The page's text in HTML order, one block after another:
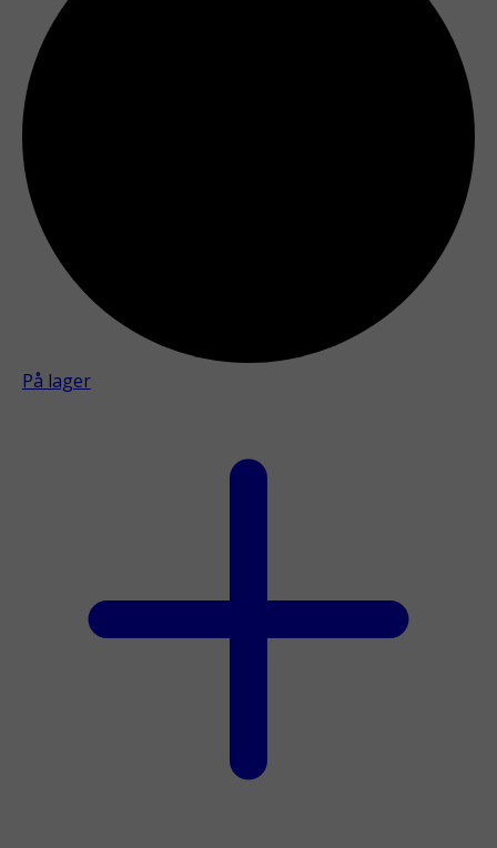
På lager